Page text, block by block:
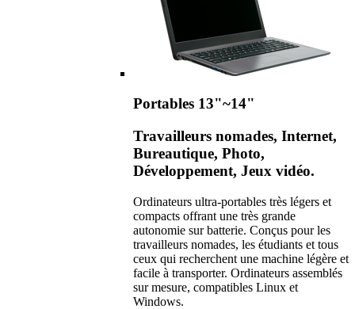
Portables 13"~14"
Travailleurs nomades, Internet,
Bureautique, Photo,
Développement, Jeux vidéo.
Ordinateurs ultra-portables très légers et
compacts offrant une très grande
autonomie sur batterie. Conçus pour les
travailleurs nomades, les étudiants et tous
ceux qui recherchent une machine légère et
facile à transporter. Ordinateurs assemblés
sur mesure, compatibles Linux et
Windows.